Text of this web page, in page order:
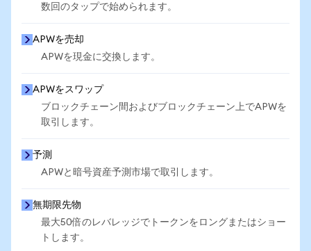
数回のタップで始められます。
APWを売却
APWを現金に交換します。
APWをスワップ
ブロックチェーン間およびブロックチェーン上でAPWを
取引します。
予測
APWと暗号資産予測市場で取引します。
無期限先物
最大50倍のレバレッジでトークンをロングまたはショー
トします。